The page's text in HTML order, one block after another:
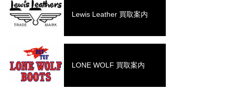
Lewis Leather 買取案内
LONE WOLF 買取案内